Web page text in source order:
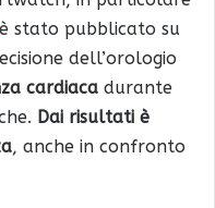
è stato pubblicato su
dell’orologio
cardiaca durante
Dai risultati è
, anche in confronto